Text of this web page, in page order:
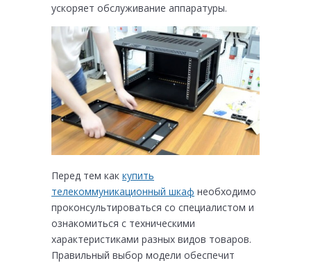
ускоряет обслуживание аппаратуры.
Перед тем как купить
телекоммуникационный шкаф необходимо
проконсультироваться со специалистом и
ознакомиться с техническими
характеристиками разных видов товаров.
Правильный выбор модели обеспечит